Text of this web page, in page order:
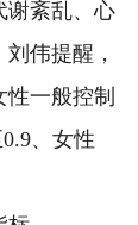
紊乱、心
伟提醒，
一般控制
、女性